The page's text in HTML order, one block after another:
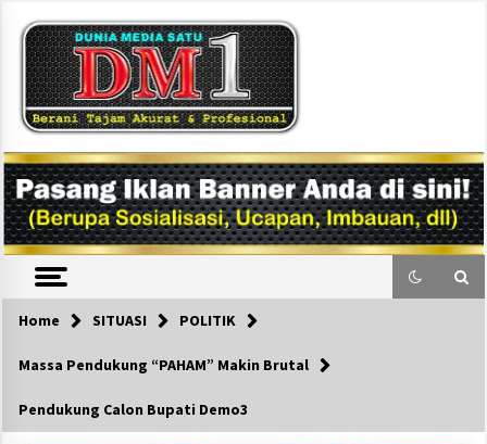
content
DM1
Home SITUASI POLITIK
Massa Pendukung “PAHAM” Makin Brutal
Pendukung Calon Bupati Demo3